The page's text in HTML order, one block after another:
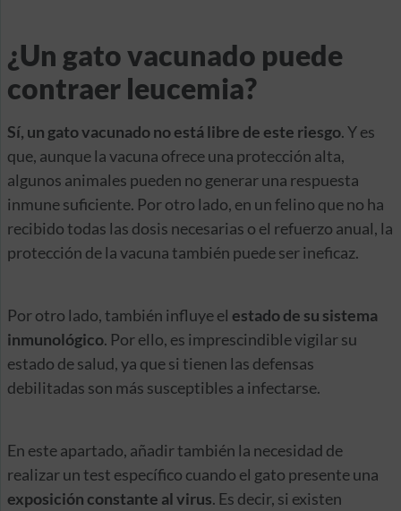
¿Un gato vacunado puede
contraer leucemia?
Sí, un gato vacunado no está libre de este riesgo. Y es
que, aunque la vacuna ofrece una protección alta,
algunos animales pueden no generar una respuesta
inmune suficiente. Por otro lado, en un felino que no ha
recibido todas las dosis necesarias o el refuerzo anual, la
protección de la vacuna también puede ser ineficaz.
Por otro lado, también influye el estado de su sistema
inmunológico. Por ello, es imprescindible vigilar su
estado de salud, ya que si tienen las defensas
debilitadas son más susceptibles a infectarse.
En este apartado, añadir también la necesidad de
realizar un test específico cuando el gato presente una
exposición constante al virus. Es decir, si existen